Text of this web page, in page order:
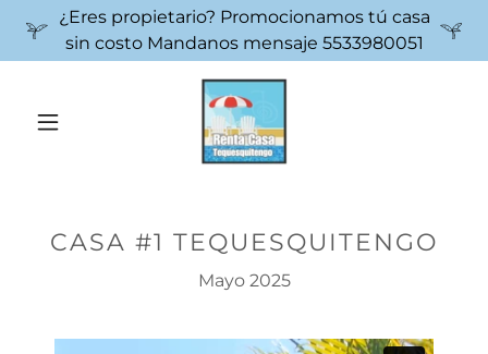
¿Eres propietario? Promocionamos tú casa
sin costo Mandanos mensaje 5533980051
CASA #1 TEQUESQUITENGO
Mayo 2025